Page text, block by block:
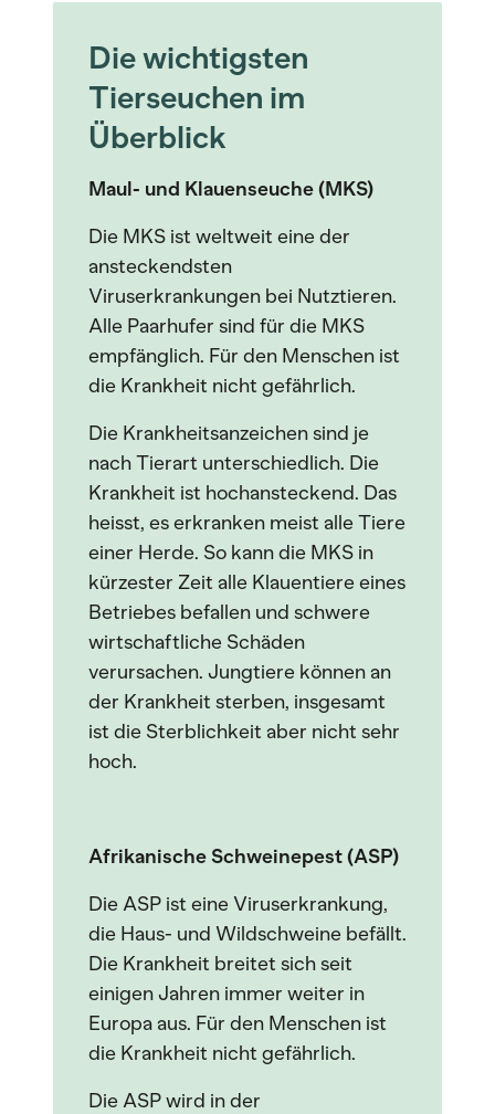
Die wichtigsten
Tierseuchen im
Überblick
Maul- und Klauenseuche (MKS)
Die MKS ist weltweit eine der
ansteckendsten
Viruserkrankungen bei Nutztieren.
Alle Paarhufer sind für die MKS
empfänglich. Für den Menschen ist
die Krankheit nicht gefährlich.
Die Krankheitsanzeichen sind je
nach Tierart unterschiedlich. Die
Krankheit ist hochansteckend. Das
heisst, es erkranken meist alle Tiere
einer Herde. So kann die MKS in
kürzester Zeit alle Klauentiere eines
Betriebes befallen und schwere
wirtschaftliche Schäden
verursachen. Jungtiere können an
der Krankheit sterben, insgesamt
ist die Sterblichkeit aber nicht sehr
hoch.
Afrikanische Schweinepest (ASP)
Die ASP ist eine Viruserkrankung,
die Haus- und Wildschweine befällt.
Die Krankheit breitet sich seit
einigen Jahren immer weiter in
Europa aus. Für den Menschen ist
die Krankheit nicht gefährlich.
Die ASP wird in der